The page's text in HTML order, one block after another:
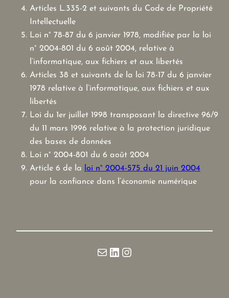
Articles L.335-2 et suivants du Code de Propriété
Intellectuelle
Loi n° 78-87 du 6 janvier 1978, modifiée par la loi
n° 2004-801 du 6 août 2004, relative à
l’informatique, aux fichiers et aux libertés
Articles 38 et suivants de la loi 78-17 du 6 janvier
1978 relative à l’informatique, aux fichiers et aux
libertés
Loi du 1er juillet 1998 transposant la directive 96/9
du 11 mars 1996 relative à la protection juridique
des bases de données
Loi n° 2004-801 du 6 août 2004
Article 6 de la
loi n° 2004-575 du 21 juin 2004
pour la confiance dans l’économie numérique
E-mailLinkedIn
Instagram